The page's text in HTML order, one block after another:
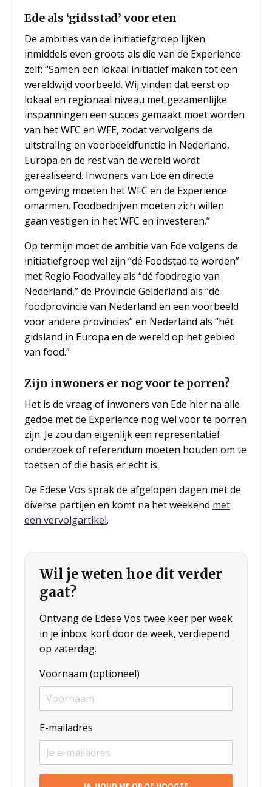
Ede als ‘gidsstad’ voor eten
De ambities van de initiatiefgroep lijken
inmiddels even groots als die van de Experience
zelf: “Samen een lokaal initiatief maken tot een
wereldwijd voorbeeld. Wij vinden dat eerst op
lokaal en regionaal niveau met gezamenlijke
inspanningen een succes gemaakt moet worden
van het WFC en WFE, zodat vervolgens de
uitstraling en voorbeeldfunctie in Nederland,
Europa en de rest van de wereld wordt
gerealiseerd. Inwoners van Ede en directe
omgeving moeten het WFC en de Experience
omarmen. Foodbedrijven moeten zich willen
gaan vestigen in het WFC en investeren.”
Op termijn moet de ambitie van Ede volgens de
initiatiefgroep wel zijn “dé Foodstad te worden”
met Regio Foodvalley als “dé foodregio van
Nederland,” de Provincie Gelderland als “dé
foodprovincie van Nederland en een voorbeeld
voor andere provincies” en Nederland als “hét
gidsland in Europa en de wereld op het gebied
van food.”
Zijn inwoners er nog voor te porren?
Het is de vraag of inwoners van Ede hier na alle
gedoe met de Experience nog wel voor te porren
zijn. Je zou dan eigenlijk een representatief
onderzoek of referendum moeten houden om te
toetsen of die basis er echt is.
De Edese Vos sprak de afgelopen dagen met de
diverse partijen en komt na het weekend met
een vervolgartikel.
Wil je weten hoe dit verder
gaat?
Ontvang de Edese Vos twee keer per week
in je inbox: kort door de week, verdiepend
op zaterdag.
Voornaam (optioneel)
E-mailadres